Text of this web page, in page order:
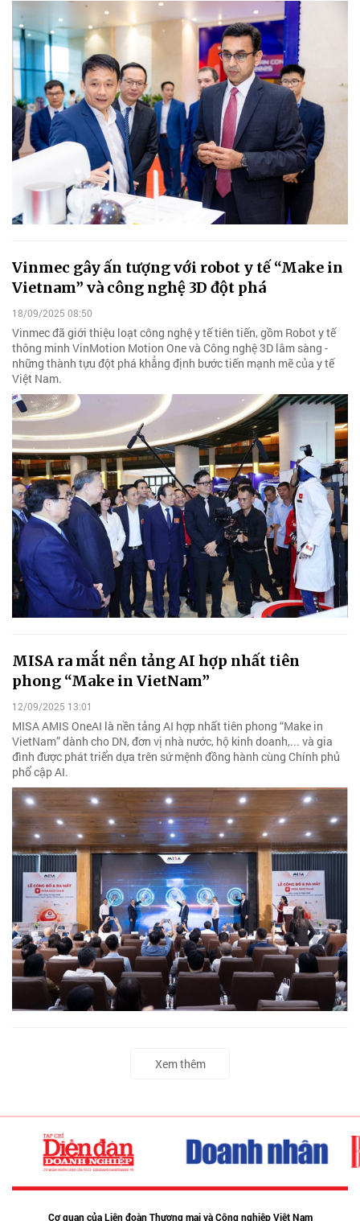
Vinmec gây ấn tượng với robot y tế “Make in
Vietnam” và công nghệ 3D đột phá
18/09/2025 08:50
Vinmec đã giới thiệu loạt công nghệ y tế tiên tiến, gồm Robot y tế
thông minh VinMotion Motion One và Công nghệ 3D lâm sàng -
những thành tựu đột phá khẳng định bước tiến mạnh mẽ của y tế
Việt Nam.
MISA ra mắt nền tảng AI hợp nhất tiên
phong “Make in VietNam”
12/09/2025 13:01
MISA AMIS OneAI là nền tảng AI hợp nhất tiên phong “Make in
VietNam” dành cho DN, đơn vị nhà nước, hộ kinh doanh,... và gia
đình được phát triển dựa trên sứ mệnh đồng hành cùng Chính phủ
phổ cập AI.
Xem thêm
Cơ quan của Liên đoàn Thương mại và Công nghiệp Việt Nam